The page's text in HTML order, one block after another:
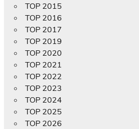
TOP 2015
TOP 2016
TOP 2017
TOP 2019
TOP 2020
TOP 2021
TOP 2022
TOP 2023
TOP 2024
TOP 2025
TOP 2026